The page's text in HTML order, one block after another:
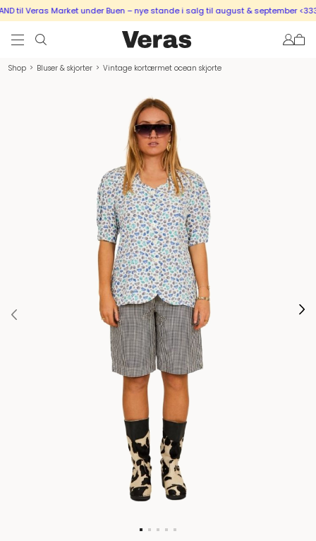
til Veras Market under Buen – nye stande i salg til august & september <333
Shop > Bluser & skjorter > Vintage kortærmet ocean skjorte